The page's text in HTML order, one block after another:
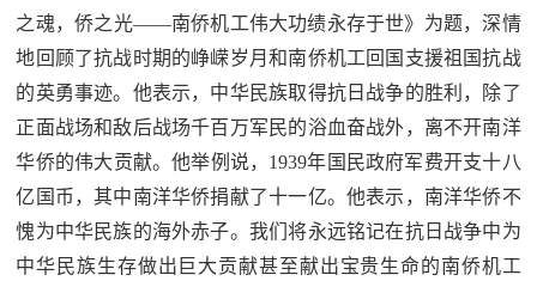
之魂，侨之光——南侨机工伟大功绩永存于世》为题，深情
地回顾了抗战时期的峥嵘岁月和南侨机工回国支援祖国抗战
的英勇事迹。他表示，中华民族取得抗日战争的胜利，除了
正面战场和敌后战场千百万军民的浴血奋战外，离不开南洋
华侨的伟大贡献。他举例说，1939年国民政府军费开支十八
亿国币，其中南洋华侨捐献了十一亿。他表示，南洋华侨不
愧为中华民族的海外赤子。我们将永远铭记在抗日战争中为
中华民族生存做出巨大贡献甚至献出宝贵生命的南侨机工